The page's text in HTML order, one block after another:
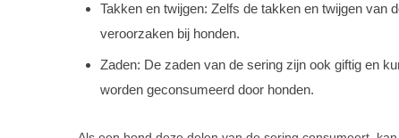
Takken en twijgen: Zelfs de takken en twijgen van
veroorzaken bij honden.
Zaden: De zaden van de sering zijn ook giftig en
worden geconsumeerd door honden.